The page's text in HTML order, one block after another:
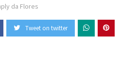
da Flores
Tweet on twitter